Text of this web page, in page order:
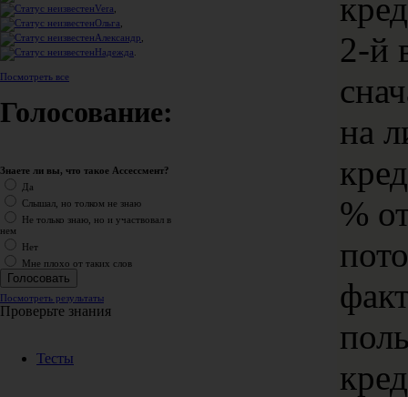
Vera
Ольга
Александр
Надежда
Посмотреть все
Голосование:
Знаете ли вы, что такое Ассессмент?
Да
Слышал, но толком не знаю
Не только знаю, но и участвовал в
нем
Нет
Мне плохо от таких слов
Посмотреть результаты
Проверьте знания
Тесты
2-й
на
%